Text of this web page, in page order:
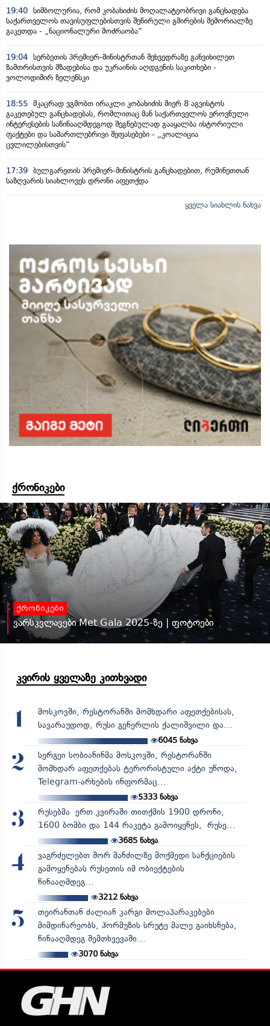
19:40 სიმბოლურია, რომ კობახიძის მოღალატეობრივი განცხადება
საქართველოს თავისუფლებისთვის შეწირული გმირების მემორიალზე
გაკეთდა - „ნაციონალური მოძრაობა“
19:04 სერბეთის პრემიერ-მინისტრთან შეხვედრაზე განვიხილეთ
ზამთრისთვის მზადებისა და უკრაინის აღდგენის საკითხები -
ვოლოდიმირ ზელენსკი
18:55 მკაცრად ვგმობთ ირაკლი კობახიძის მიერ 8 აგვისტოს
გაკეთებულ განცხადებას, რომლითაც მან საქართველოს ეროვნული
ინტერესების საწინააღმდეგოდ შეგნებულად გააყალბა ისტორიული
ფაქტები და სამართლებრივი შეფასებები - „კოალიცია
ცვლილებისთვის“
17:39 ბულგარეთის პრემიერ-მინისტრის განცხადებით, რუმინეთთან
საზღვარის სიახლოვეს დრონი აფეთქდა
ყველა სიახლის ნახვა
ქრონიკები
ქრონიკები
ვარსკვლავები Met Gala 2025-ზე | ფოტოები
კვირის ყველაზე კითხვადი
1
მოსკოვში, რესტორანში მომხდარი აფეთქებისას,
სავარაუდოდ, რუსი გენერლის ქალიშვილი და...
6045 ნახვა
2
სერგეი სობიანინმა მოსკოვში, რესტორანში
მომხდარ აფეთქებას ტერორისტული აქტი უწოდა,
Telegram-არხების ინფორმაც...
5333ნახვა
3
რუსებმა ერთ კვირაში თითქმის 1900 დრონი,
1600 ბომბი და 144 რაკეტა გამოიყენეს, რუსე...
3685ნახვა
4
ვაგრძელებთ შორ მანძილზე მოქმედი სანქციების
გამოყენებას რუსეთის იმ ობიექტების
წინააღმდეგ...
3212ნახვა
5
თეირანთან ძალიან კარგი მოლაპარაკებები
მიმდინარეობს, ჰორმუზის სრუტე მალე გაიხსნება,
წინააღმდეგ შემთხვევაში...
3070ნახვა